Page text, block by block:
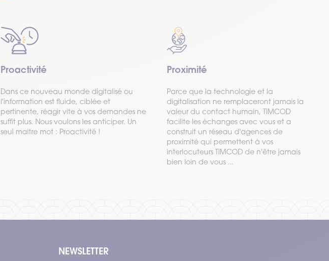
Proactivité
Dans ce nouveau monde digitalisé ou
l'information est fluide, ciblée et
pertinente, réagir vite à vos demandes ne
suffit plus. Nous voulons les anticiper. Un
seul maitre mot : Proactivité !
Proximité
Parce que la technologie et la
digitalisation ne remplaceront jamais la
valeur du contact humain, TIMCOD
facilite les échanges avec vous et a
construit un réseau d'agences de
proximité qui permettent à vos
interlocuteurs TIMCOD de n'être jamais
bien loin de vous ...
NEWSLETTER